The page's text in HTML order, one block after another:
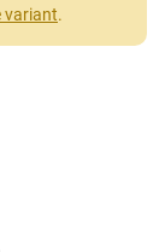
variant.